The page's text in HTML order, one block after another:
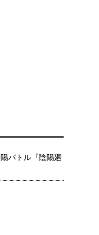
バトル『陰陽廻